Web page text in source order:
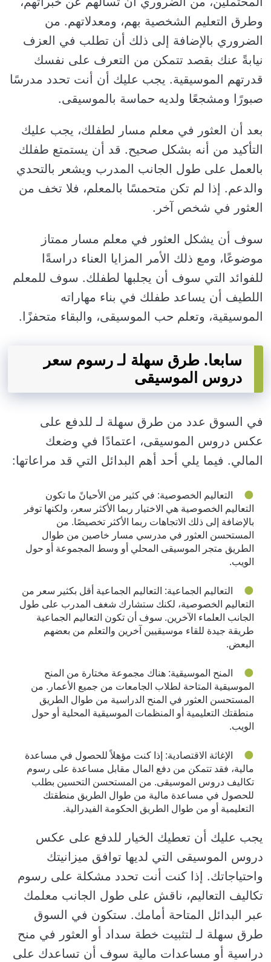
وطرق التعليم الشخصية بهم، ومعدلاتهم. من
الضروري بالإضافة إلى ذلك أن تطلب في العزف
نيابةً عنك بقصد تتمكن من التعرف على نفسك
قدرتهم الموسيقية. يجب عليك أن أنت تحدد مدرسًا
صبورًا ومشجعًا ولديه حماسة بالموسيقى.
بعد أن العثور في معلم مسار لطفلك، يجب عليك
التأكيد من أنه بشكل صحيح. قد أن يستمتع طفلك
بالعمل على طول الجانب المدرب ويشعر بالتحدي
والدعم. إذا لم تكن متحمسًا بالمعلم، فلا تخف من
العثور في شخص آخر.
سوف أن يشكل العثور في معلم مسار ممتاز
موضوعًا، ومع ذلك الأمر المزايا العناء دراسةًا
للفوائد التي سوف أن يجلبها لطفلك. سوف للمعلم
اللطيف أن يساعد طفلك في بناء مهاراته
الموسيقية، وتعلم حب الموسيقى، والبقاء متحفزًا.
سابعا. طرق سهلة لـ رسوم سعر
دروس الموسيقى
في السوق عدد من طرق سهلة لـ للدفع على
عكس دروس الموسيقى، اعتمادًا في وضعك
المالي. فيما يلي أحد أهم البدائل التي قد مراعاتها:
التعاليم الخصوصية: في كثير من الأحيانً ما تكون
التعاليم الخصوصية هي الاختيار ربما الأكثر سعر، ولكنها توفر
بالإضافة إلى ذلك الاتجاهات ربما الأكثر تخصيصًا. من
المستحسن العثور في مدرسي مسار خاصين من طوال
الطريق متجر الموسيقى المحلي أو وسط المجموعة أو حول
الويب.
التعاليم الجماعية: التعاليم الجماعية أقل بكثير سعر من
التعاليم الخصوصية، لكنك ستشارك شغف المدرب على طول
الجانب العلماء الآخرين. سوف أن تكون التعاليم الجماعية
طريقة جيدة للقاء موسيقيين آخرين والتعلم من بعضهم
البعض.
المنح الموسيقية: هناك مجموعة مختارة من المنح
الموسيقية المتاحة لطلاب الجامعات من جميع الأعمار. من
المستحسن العثور في المنح الدراسية من طوال الطريق
منطقتك التعليمية أو المنظمات الموسيقية المحلية أو حول
الويب.
الإغاثة الاقتصادية: إذا كنت مؤهلاً للحصول في مساعدة
مالية، فقد تتمكن من دفع المال مقابل مساعدة على رسوم
تكاليف دروس الموسيقى. من المستحسن التحسين بطلب
للحصول في مساعدة مالية من طوال الطريق منطقتك
التعليمية أو من طوال الطريق الحكومة الفيدرالية.
يجب عليك أن تعطيك الخيار للدفع على عكس
دروس الموسيقى التي لديها توافق ميزانيتك
واحتياجاتك. إذا كنت أنت تحدد مشكلة على رسوم
تكاليف التعاليم، ناقش على طول الجانب معلمك
عبر البدائل المتاحة أمامك. ستكون في السوق
طرق سهلة لـ لتثبيت خطة سداد أو العثور في منح
دراسية أو مساعدات مالية سوف أن تساعدك على